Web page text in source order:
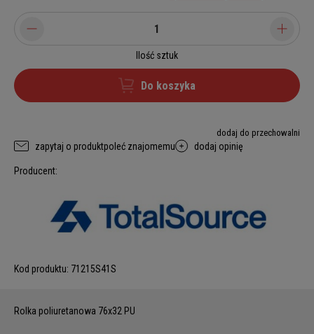
Ilość sztuk
Do koszyka
dodaj do przechowalni
zapytaj o produktpoleć znajomemu dodaj opinię
Producent:
Kod produktu: 71215S41S
Rolka poliuretanowa 76x32 PU